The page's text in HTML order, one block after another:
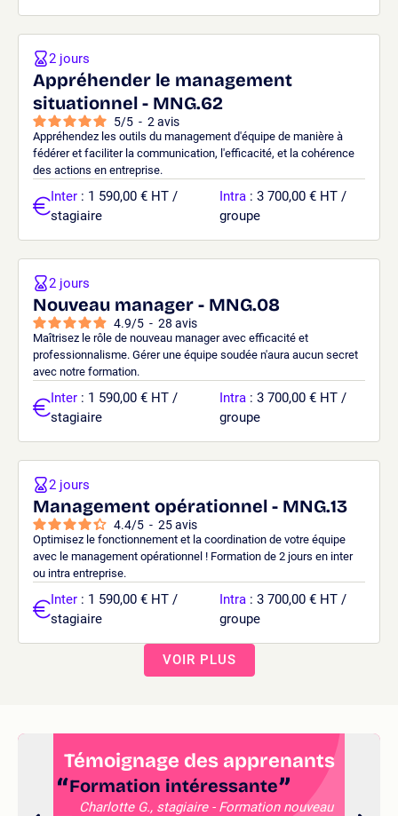
Appréhender le management
situationnel - MNG.62
5/5 - 2 avis
Appréhendez les outils du management d'équipe de manière à
fédérer et faciliter la communication, l'efficacité, et la cohérence
des actions en entreprise.
2 jours
Inter : 1 590,00 € HT /
stagiaire
Intra : 3 700,00 € HT /
groupe
Nouveau manager - MNG.08
4.9/5 - 28 avis
Maîtrisez le rôle de nouveau manager avec efficacité et
professionnalisme. Gérer une équipe soudée n'aura aucun secret
avec notre formation.
2 jours
Inter : 1 590,00 € HT /
stagiaire
Intra : 3 700,00 € HT /
groupe
Management opérationnel - MNG.13
4.4/5 - 25avis
Optimisez le fonctionnement et la coordination de votre équipe
avec le management opérationnel ! Formation de 2 jours en inter
ou intra entreprise.
2 jours
Inter : 1 590,00 € HT /
stagiaire
Intra : 3 700,00 € HT /
groupe
VOIR PLUS
Témoignage des apprenants
Formation intéressante
Charlotte G., stagiaire - Formation nouveau